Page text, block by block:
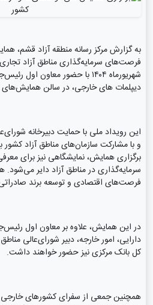
به گزارش مرکز رسانه منطقه آزاد قشم،
شهریورماه ۱۴۰۴ با حضور معاون
دیپلمات های خارجی، در سالن همایش‌های
این رویداد ملی با حمایت دبیرخانه
و با مشارکت سازمان‌های مناطق آزاد کشور
برگزاری همایش، نمایشگاهی نیز برای
سرمایه‌گذاری در مناطق آزاد دایر
فرصت‌های اقتصادی و توسعه برند
در این همایش، علاوه بر معاون اول
دارایی، امور خارجه، دبیر شورای‌عالی
کل بانک مرکزی نیز حضور خواهند داشت.
همچنین جمعی از سفرای کشورهای خارجی